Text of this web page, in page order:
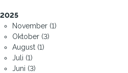
2025
November (1)
Oktober (3)
August (1)
Juli (1)
Juni (3)